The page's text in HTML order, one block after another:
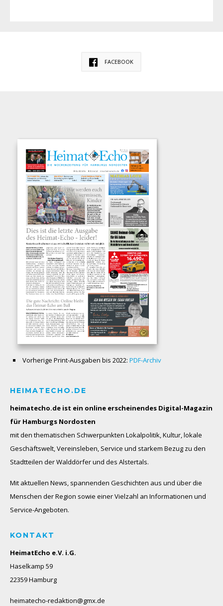
FACEBOOK
Vorherige Print-Ausgaben bis 2022: PDF-Archiv
HEIMATECHO.DE
heimatecho.de ist ein online erscheinendes Digital-Magazin
für Hamburgs Nordosten
mit den thematischen Schwerpunkten Lokalpolitik, Kultur, lokale
Geschäftswelt, Vereinsleben, Service und starkem Bezug zu den
Stadtteilen der Walddörfer und des Alstertals.
Mit aktuellen News, spannenden Geschichten aus und über die
Menschen der Region sowie einer Vielzahl an Informationen und
Service-Angeboten.
KONTAKT
HeimatEcho e.V. i.G.
Haselkamp 59
22359 Hamburg
heimatecho-redaktion@gmx.de